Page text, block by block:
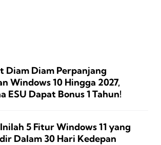
Diam Diam Perpanjang
Windows 10 Hingga 2027,
ESU Dapat Bonus 1 Tahun!
5 Fitur Windows 11 yang
Dalam 30 Hari Kedepan